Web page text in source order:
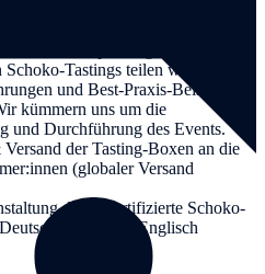
der Eventplanung. Mit mehr als
Tastings teilen wir gerne
und Best-Praxis-Beispiele.
kümmern uns um die
und Durchführung des Events.
der Tasting-Boxen an die
(globaler Versand
durch zertifizierte Schoko-
als auch in Englisch